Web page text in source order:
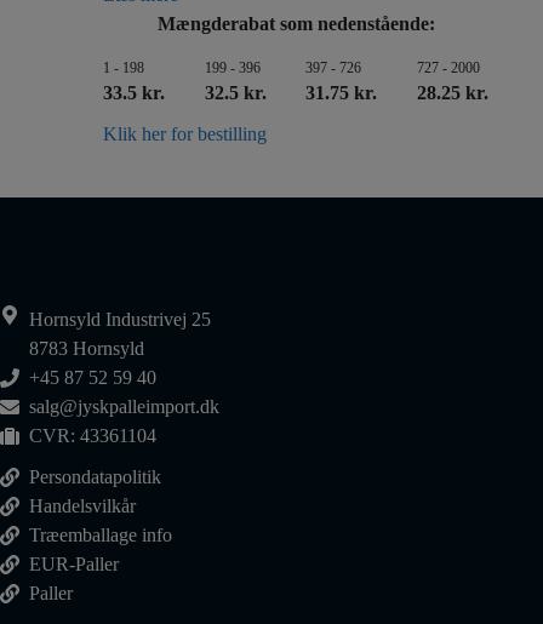
Mængderabat som nedenstående:
1 - 198
33.5 kr.
199 - 396
32.5 kr.
397 - 726
31.75 kr.
727 - 2000
28.25 kr.
Klik her for bestilling
Hornsyld Industrivej 25
8783 Hornsyld
+45 87 52 59 40
salg@jyskpalleimport.dk
CVR: 43361104
Persondatapolitik
Handelsvilkår
Træemballage info
EUR-Paller
Paller